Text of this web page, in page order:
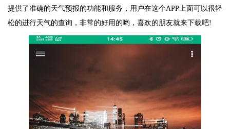
提供了准确的天气预报的功能和服务，用户在这个APP上面可以很轻
松的进行天气的查询，非常的好用的哟，喜欢的朋友就来下载吧!